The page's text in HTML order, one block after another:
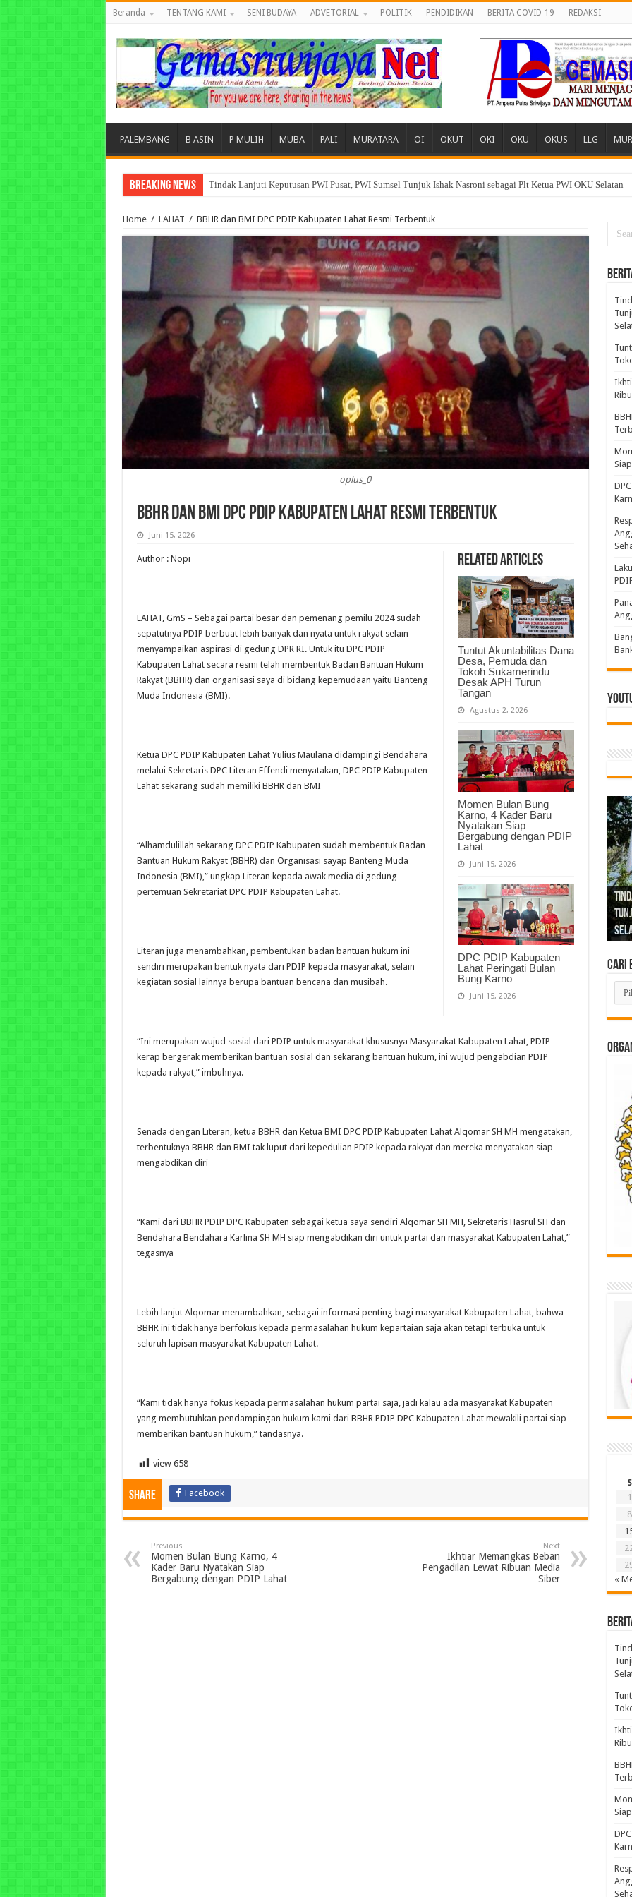
Beranda TENTANG KAMI SENI BUDAYA ADVETORIAL POLITIK PENDIDIKAN BERITA COVID-19 REDAKSI
PALEMBANG B ASIN P MULIH MUBA PALI MURATARA OI OKUT OKI OKU OKUS LLG
Breaking News Tuntut Akuntabilitas Dana Desa, Pemuda dan Tokoh Sukamerindu Desak APH Turun Tangan
Home / LAHAT / BBHR dan BMI DPC PDIP Kabupaten Lahat Resmi Terbentuk
oplus_0
BBHR dan BMI DPC PDIP Kabupaten Lahat Resmi Terbentuk
Juni 15, 2026
Related Articles
Tuntut Akuntabilitas Dana
Desa, Pemuda dan
Tokoh Sukamerindu
Desak APH Turun
Tangan
Agustus 2, 2026
Momen Bulan Bung
Karno, 4 Kader Baru
Nyatakan Siap
Bergabung dengan PDIP
Lahat
Juni 15, 2026
DPC PDIP Kabupaten
Lahat Peringati Bulan
Bung Karno
Juni 15, 2026
Author : Nopi
LAHAT, GmS – Sebagai partai besar dan pemenang pemilu 2024 sudah
sepatutnya PDIP berbuat lebih banyak dan nyata untuk rakyat selain
menyampaikan aspirasi di gedung DPR RI. Untuk itu DPC PDIP
Kabupaten Lahat secara resmi telah membentuk Badan Bantuan Hukum
Rakyat (BBHR) dan organisasi saya di bidang kepemudaan yaitu Banteng
Muda Indonesia (BMI).
Ketua DPC PDIP Kabupaten Lahat Yulius Maulana didampingi Bendahara
melalui Sekretaris DPC Literan Effendi menyatakan, DPC PDIP Kabupaten
Lahat sekarang sudah memiliki BBHR dan BMI
“Alhamdulillah sekarang DPC PDIP Kabupaten sudah membentuk Badan
Bantuan Hukum Rakyat (BBHR) dan Organisasi sayap Banteng Muda
Indonesia (BMI),” ungkap Literan kepada awak media di gedung
pertemuan Sekretariat DPC PDIP Kabupaten Lahat.
Literan juga menambahkan, pembentukan badan bantuan hukum ini
sendiri merupakan bentuk nyata dari PDIP kepada masyarakat, selain
kegiatan sosial lainnya berupa bantuan bencana dan musibah.
“Ini merupakan wujud sosial dari PDIP untuk masyarakat khususnya Masyarakat Kabupaten Lahat, PDIP
kerap bergerak memberikan bantuan sosial dan sekarang bantuan hukum, ini wujud pengabdian PDIP
kepada rakyat,” imbuhnya.
Senada dengan Literan, ketua BBHR dan Ketua BMI DPC PDIP Kabupaten Lahat Alqomar SH MH mengatakan,
terbentuknya BBHR dan BMI tak luput dari kepedulian PDIP kepada rakyat dan mereka menyatakan siap
mengabdikan diri
“Kami dari BBHR PDIP DPC Kabupaten sebagai ketua saya sendiri Alqomar SH MH, Sekretaris Hasrul SH dan
Bendahara Bendahara Karlina SH MH siap mengabdikan diri untuk partai dan masyarakat Kabupaten Lahat,”
tegasnya
Lebih lanjut Alqomar menambahkan, sebagai informasi penting bagi masyarakat Kabupaten Lahat, bahwa
BBHR ini tidak hanya berfokus kepada permasalahan hukum kepartaian saja akan tetapi terbuka untuk
seluruh lapisan masyarakat Kabupaten Lahat.
“Kami tidak hanya fokus kepada permasalahan hukum partai saja, jadi kalau ada masyarakat Kabupaten
yang membutuhkan pendampingan hukum kami dari BBHR PDIP DPC Kabupaten Lahat mewakili partai siap
memberikan bantuan hukum,” tandasnya.
view 658
Share Facebook
Previous
Momen Bulan Bung Karno, 4
Kader Baru Nyatakan Siap
Bergabung dengan PDIP Lahat
Next
Ikhtiar Memangkas Beban
Pengadilan Lewat Ribuan Media
Siber
Cari
Cari
di
S
1
8
«